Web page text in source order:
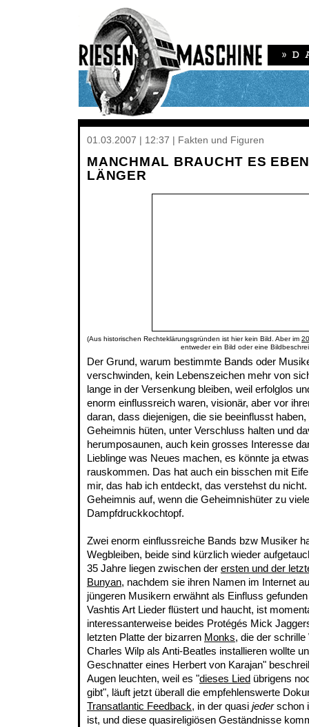
01.03.2007 | 12:37 | Fakten und Figuren
MANCHMAL BRAUCHT ES
LÄNGER
(Aus historischen Rechteklärungsgründen ist hier kein Bild. Aber im
entweder ein Bild oder eine
Der Grund, warum bestimmte Bands oder
verschwinden, kein Lebenszeichen mehr von
lange in der Versenkung bleiben, weil erfolglos
enorm einflussreich waren, visionär, aber vor
daran, dass diejenigen, die sie beeinflusst
Geheimnis hüten, unter Verschluss halten und
herumposaunen, auch kein grosses Interesse
Lieblinge was Neues machen, es könnte ja
rauskommen. Das hat auch ein bisschen mit
mir, das hab ich entdeckt, das verstehst du
Geheimnis auf, wenn die Geheimnishüter zu
Dampfdruckkochtopf.
Zwei enorm einflussreiche Bands bzw Musiker
Wegbleiben, beide sind kürzlich wieder
35 Jahre liegen zwischen der ersten und der
Bunyan, nachdem sie ihren Namen im Internet
jüngeren Musikern erwähnt als Einfluss
Vashtis Art Lieder flüstert und haucht, ist
interessanterweise beides Protégés Mick
letzten Platte der bizarren Monks, die der
Charles Wilp als Anti-Beatles installieren wollte
Geschnatter eines Herbert von Karajan"
Augen leuchten, weil es "dieses Lied übrigens
gibt", läuft jetzt überall die empfehlenswerte
Transatlantic Feedback, in der quasi jederschon
ist, und diese quasireligiösen Geständnisse